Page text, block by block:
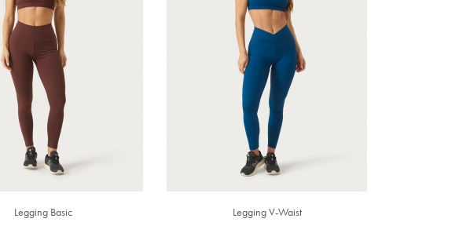
Legging Basic Legging V-Waist